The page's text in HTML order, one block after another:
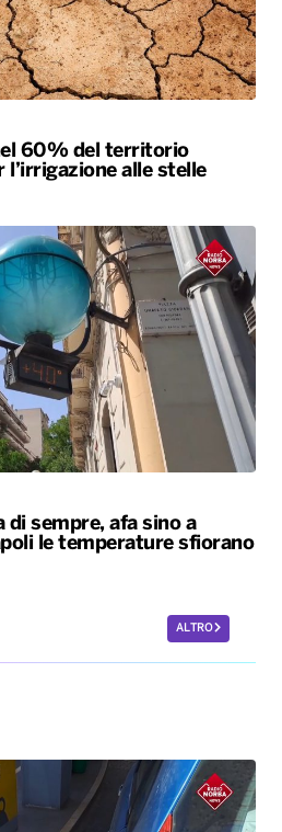
60% del territorio
l’irrigazione alle stelle
di sempre, afa sino a
le temperature sfiorano
ALTRO